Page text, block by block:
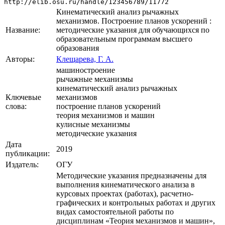
http://elib.osu.ru/handle/123456789/11772
Название:
Кинематический анализ рычажных
механизмов. Построение планов ускорений :
методические указания для обучающихся по
образовательным программам высшего
образования
Авторы:
Клещарева, Г. А.
Ключевые
слова:
машиностроение
рычажные механизмы
кинематический анализ рычажных
механизмов
построение планов ускорений
теория механизмов и машин
кулисные механизмы
методические указания
Дата
публикации:
2019
Издатель:
ОГУ
Методические указания предназначены для
выполнения кинематического анализа в
курсовых проектах (работах), расчетно-
графических и контрольных работах и других
видах самостоятельной работы по
дисциплинам «Теория механизмов и машин»,